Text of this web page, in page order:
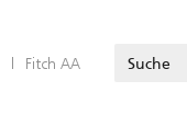
| Fitch AA